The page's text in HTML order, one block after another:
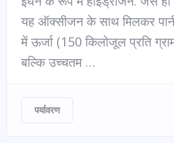
यह ऑक्सीजन के साथ मिलकर
में ऊर्जा (150 किलोजूल प्रति
बल्कि उच्चतम …
पर्यावरण